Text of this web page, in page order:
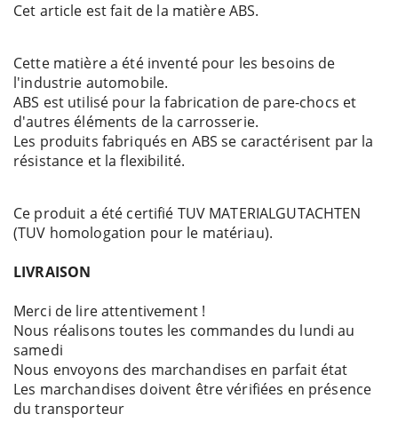
Cet article est fait de la matière ABS.
Cette matière a été inventé pour les besoins de
l'industrie automobile.
ABS est utilisé pour la fabrication de pare-chocs et
d'autres éléments de la carrosserie.
Les produits fabriqués en ABS se caractérisent par la
résistance et la flexibilité.
Ce produit a été certifié TUV MATERIALGUTACHTEN
(TUV homologation pour le matériau).
LIVRAISON
Merci de lire attentivement !
Nous réalisons toutes les commandes du lundi au
samedi
Nous envoyons des marchandises en parfait état
Les marchandises doivent être vérifiées en présence
du transporteur